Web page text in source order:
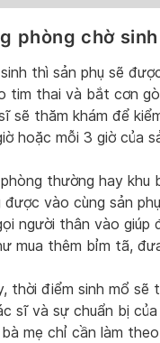
phòng chờ sinh
thì sản phụ sẽ
tim thai và bắt cơn
sẽ thăm khám để
hoặc mỗi 3 giờ của
thường hay khu
vào cùng sản
người thân vào giúp
mua thêm bỉm tã,
thời điểm sinh mổ sẽ
sĩ và sự chuẩn bị của
mẹ chỉ cần làm